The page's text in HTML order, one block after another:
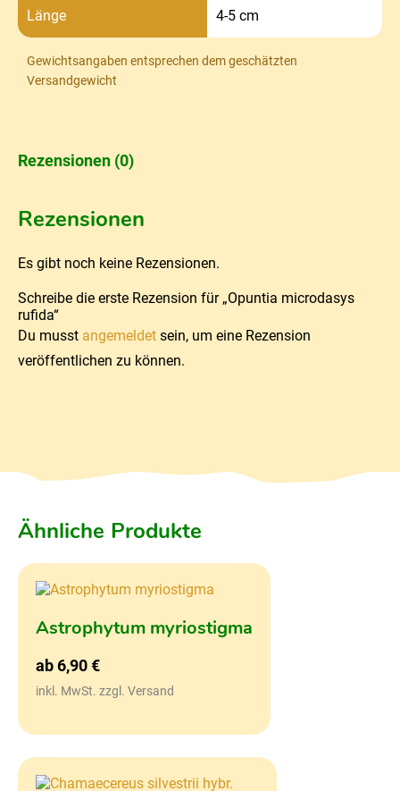
Länge 4-5 cm
Gewichtsangaben entsprechen dem geschätzten
Versandgewicht
Rezensionen (0)
Rezensionen
Es gibt noch keine Rezensionen.
Schreibe die erste Rezension für „Opuntia microdasys
rufida“
Du musst angemeldet sein, um eine Rezension
veröffentlichen zu können.
Ähnliche Produkte
Astrophytum myriostigma
ab6,90€
inkl. MwSt. zzgl. Versand